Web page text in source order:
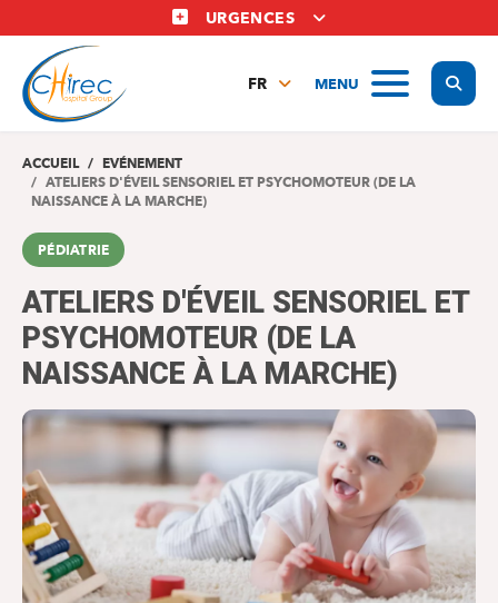
au
contenu
principal
URGENCES
MENU
FR
ACCUEIL
EVÉNEMENT
ATELIERS D'ÉVEIL SENSORIEL ET PSYCHOMOTEUR (DE LA
NAISSANCE À LA MARCHE)
PÉDIATRIE
ATELIERS D'ÉVEIL SENSORIEL ET
PSYCHOMOTEUR (DE LA
NAISSANCE À LA MARCHE)